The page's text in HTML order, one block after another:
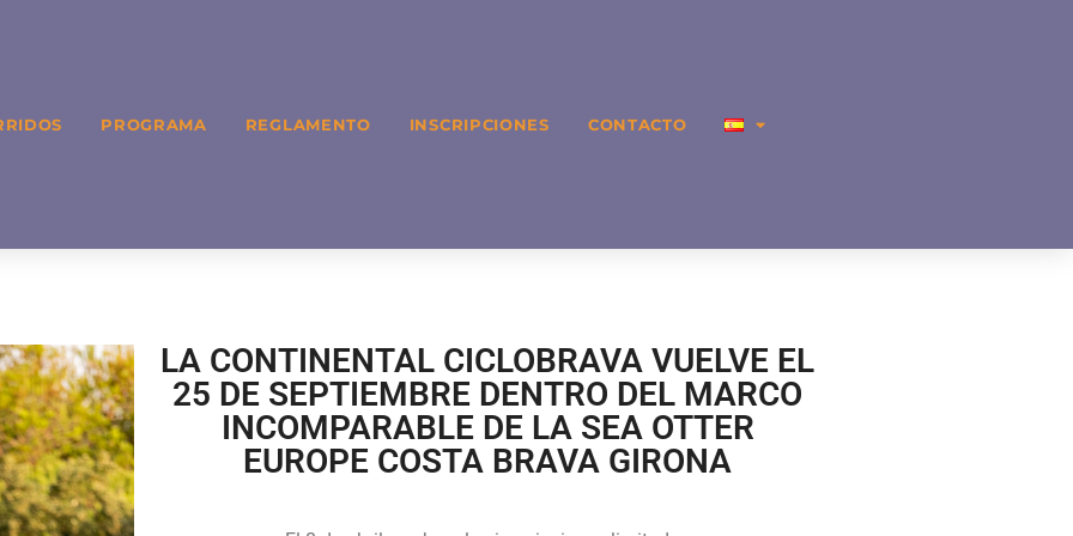
PROGRAMA REGLAMENTO INSCRIPCIONES CONTACTO
LA CONTINENTAL CICLOBRAVA VUELVE EL
25 DE SEPTIEMBRE DENTRO DEL MARCO
INCOMPARABLE DE LA SEA OTTER
EUROPE COSTA BRAVA GIRONA